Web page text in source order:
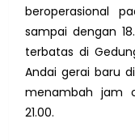
beroperasional
sampai dengan
terbatas di
Andai gerai baru
menambah jam
21.00.